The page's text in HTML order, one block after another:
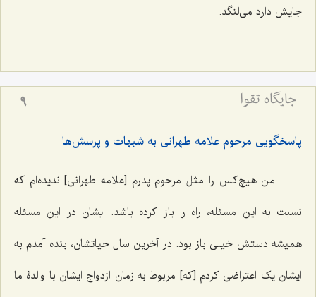
جایش دارد می‌لنگد.
جایگاه تقوا 9
پاسخگویی مرحوم علامه طهرانی به شبهات و پرسش‌ها
من هیچ‌‌کس را مثل مرحوم پدرم [علامه طهرانی] ندیده‌ام که
نسبت به این مسئله، راه را باز کرده باشد. ایشان در این مسئله
همیشه دستش خیلی باز بود. در آخرین سال حیاتشان، بنده آمدم به
ایشان یک اعتراضی کردم [که] مربوط به زمان ازدواج ایشان با والدۀ ما